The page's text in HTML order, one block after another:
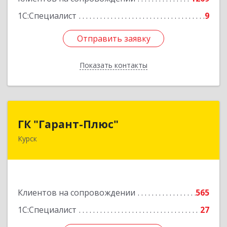
1С:Специалист
9
Отправить заявку
Показать контакты
Отправить заявку
Назад
ГК "Гарант-Плюс"
Курск
Клиентов на сопровождении
565
1С:Специалист
27
305035, Курская обл, Курск г, Овечкина ул, дом